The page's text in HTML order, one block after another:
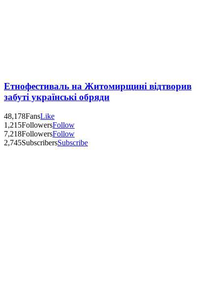
Етнофестиваль на Житомирщині відтворив
забуті українські обряди
48,178FansLike
1,215FollowersFollow
7,218FollowersFollow
2,745SubscribersSubscribe